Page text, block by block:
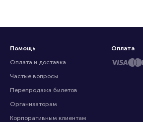
Помощь
Оплата и доставка
Частые вопросы
Перепродажа билетов
Организаторам
Корпоративным клиентам
Оплата